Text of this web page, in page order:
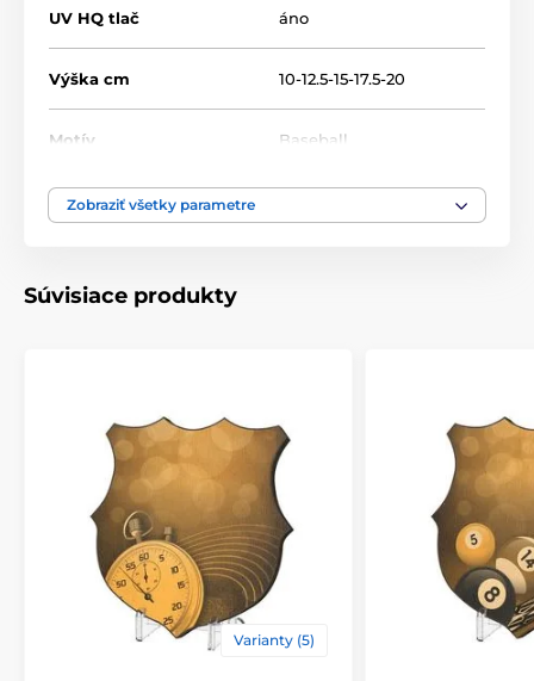
UV HQ tlač áno
Výška cm 10-12.5-15-17.5-20
Motív Baseball
Typ ocenenia
Zobraziť všetky parametre
Súvisiace produkty
Varianty (5)